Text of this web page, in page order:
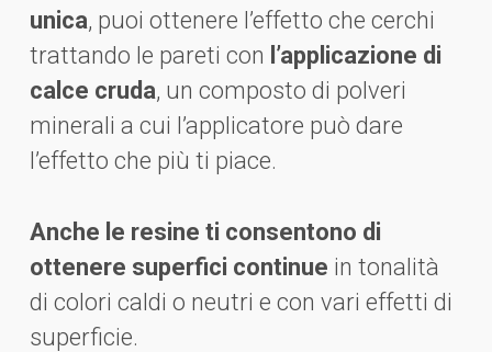
unica, puoi ottenere l’effetto che cerchi
trattando le pareti con l’applicazione di
calce cruda, un composto di polveri
minerali a cui l’applicatore può dare
l’effetto che più ti piace.
Anche le resine ti consentono di
ottenere superfici continue in tonalità
di colori caldi o neutri e con vari effetti di
superficie.